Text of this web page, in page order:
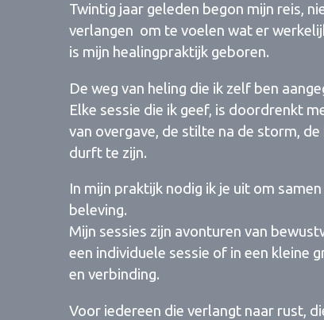
Twintig jaar geleden begon mijn reis,
verlangen om te voelen wat er
is mijn healingpraktijk geboren.
De weg van heling die ik zelf ben
Elke sessie die ik geef, is doordrenkt
van overgave, de stilte na de storm,
durft te zijn.
In mijn praktijk nodig ik je uit om
beleving.
Mijn sessies zijn avonturen van
een individuele sessie of in een kleine
en verbinding.
Voor iedereen die verlangt naar rust,